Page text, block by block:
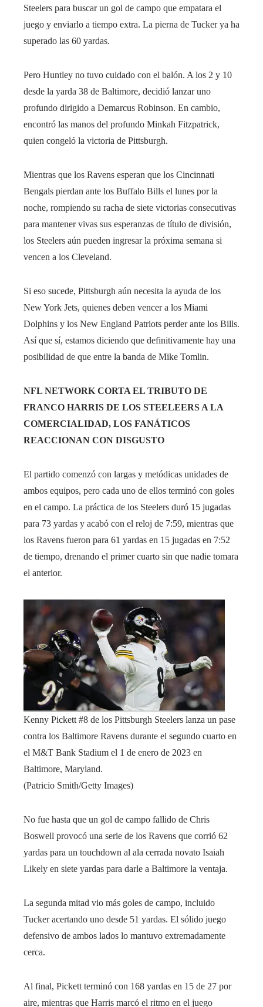
Steelers para buscar un gol de campo que empatara el
juego y enviarlo a tiempo extra. La pierna de Tucker ya ha
superado las 60 yardas.
Pero Huntley no tuvo cuidado con el balón. A los 2 y 10
desde la yarda 38 de Baltimore, decidió lanzar uno
profundo dirigido a Demarcus Robinson. En cambio,
encontró las manos del profundo Minkah Fitzpatrick,
quien congeló la victoria de Pittsburgh.
Mientras que los Ravens esperan que los Cincinnati
Bengals pierdan ante los Buffalo Bills el lunes por la
noche, rompiendo su racha de siete victorias consecutivas
para mantener vivas sus esperanzas de título de división,
los Steelers aún pueden ingresar la próxima semana si
vencen a los Cleveland.
Si eso sucede, Pittsburgh aún necesita la ayuda de los
New York Jets, quienes deben vencer a los Miami
Dolphins y los New England Patriots perder ante los Bills.
Así que sí, estamos diciendo que definitivamente hay una
posibilidad de que entre la banda de Mike Tomlin.
NFL NETWORK CORTA EL TRIBUTO DE
FRANCO HARRIS DE LOS STEELEERS A LA
COMERCIALIDAD, LOS FANÁTICOS
REACCIONAN CON DISGUSTO
El partido comenzó con largas y metódicas unidades de
ambos equipos, pero cada uno de ellos terminó con goles
en el campo. La práctica de los Steelers duró 15 jugadas
para 73 yardas y acabó con el reloj de 7:59, mientras que
los Ravens fueron para 61 yardas en 15 jugadas en 7:52
de tiempo, drenando el primer cuarto sin que nadie tomara
el anterior.
Kenny Pickett #8 de los Pittsburgh Steelers lanza un pase
contra los Baltimore Ravens durante el segundo cuarto en
el M&T Bank Stadium el 1 de enero de 2023 en
Baltimore, Maryland.
(Patricio Smith/Getty Images)
No fue hasta que un gol de campo fallido de Chris
Boswell provocó una serie de los Ravens que corrió 62
yardas para un touchdown al ala cerrada novato Isaiah
Likely en siete yardas para darle a Baltimore la ventaja.
La segunda mitad vio más goles de campo, incluido
Tucker acertando uno desde 51 yardas. El sólido juego
defensivo de ambos lados lo mantuvo extremadamente
cerca.
Al final, Pickett terminó con 168 yardas en 15 de 27 por
aire, mientras que Harris marcó el ritmo en el juego